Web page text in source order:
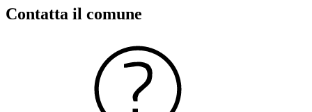
Contatta il comune